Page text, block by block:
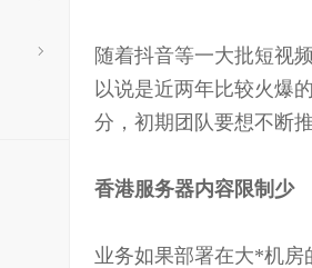
随着抖音等一大批短视
以说是近两年比较火爆
分，初期团队要想不断
香港服务器内容限制少
业务如果部署在大*机房